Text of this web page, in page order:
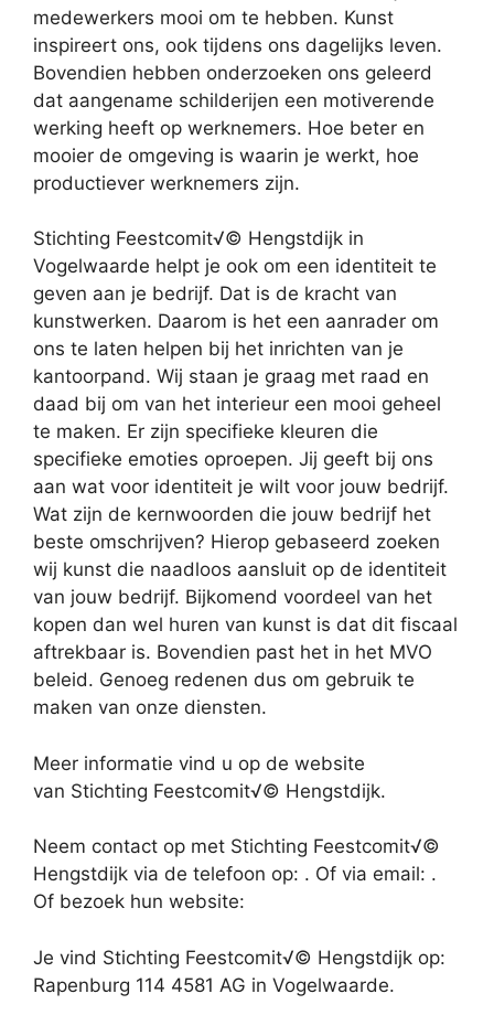
medewerkers mooi om te hebben. Kunst
inspireert ons, ook tijdens ons dagelijks leven.
Bovendien hebben onderzoeken ons geleerd
dat aangename schilderijen een motiverende
werking heeft op werknemers. Hoe beter en
mooier de omgeving is waarin je werkt, hoe
productiever werknemers zijn.
Stichting Feestcomit√© Hengstdijk in
Vogelwaarde helpt je ook om een identiteit te
geven aan je bedrijf. Dat is de kracht van
kunstwerken. Daarom is het een aanrader om
ons te laten helpen bij het inrichten van je
kantoorpand. Wij staan je graag met raad en
daad bij om van het interieur een mooi geheel
te maken. Er zijn specifieke kleuren die
specifieke emoties oproepen. Jij geeft bij ons
aan wat voor identiteit je wilt voor jouw bedrijf.
Wat zijn de kernwoorden die jouw bedrijf het
beste omschrijven? Hierop gebaseerd zoeken
wij kunst die naadloos aansluit op de identiteit
van jouw bedrijf. Bijkomend voordeel van het
kopen dan wel huren van kunst is dat dit fiscaal
aftrekbaar is. Bovendien past het in het MVO
beleid. Genoeg redenen dus om gebruik te
maken van onze diensten.
Meer informatie vind u op de website
van Stichting Feestcomit√© Hengstdijk.
Neem contact op met Stichting Feestcomit√©
Hengstdijk via de telefoon op: . Of via email: .
Of bezoek hun website:
Je vind Stichting Feestcomit√© Hengstdijk op:
Rapenburg 114 4581 AG in Vogelwaarde.